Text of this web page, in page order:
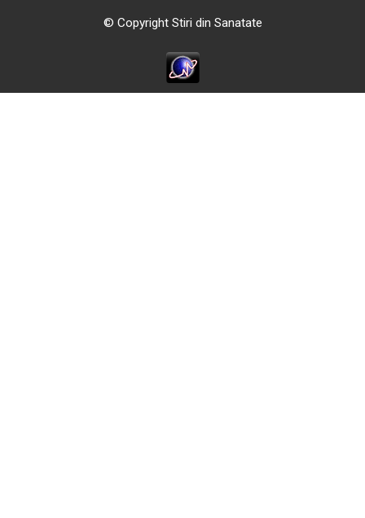
© Copyright Stiri din Sanatate